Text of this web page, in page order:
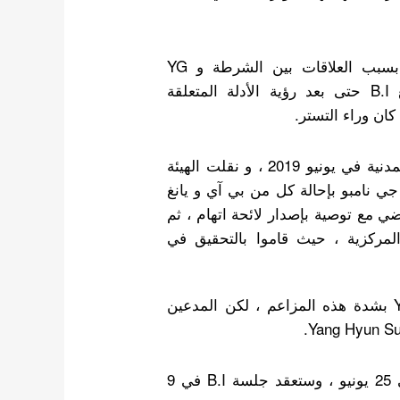
ادعى “A” أن التحقيق مع B.I قد تم التستر عليه بسبب العلاقات بين الشرطة و YG
Entertainment. ذكر “A” أن الشرطة لم تحقق مع B.I حتى بعد رؤية الأدلة المتعلقة
أبلغ “A” القضية إلى هيئة مكافحة الفساد و الحقوق المدنية في يونيو 2019 ، و نقلت الهيئة
جي نامبو بإحالة كل من بي آي و يانغ
توصية بإصدار لائحة اتهام ، ثم
، حيث قاموا بالتحقيق في
وفقًا للتقارير ، نفى يانغ هيون سوك Yang Hyun Suk بشدة هذه المزاعم ، لكن المدعين
ستعقد جلسة الاستماع الأولى لـ Yang Hyun Suk في 25 يونيو ، وستعقد جلسة B.I في 9